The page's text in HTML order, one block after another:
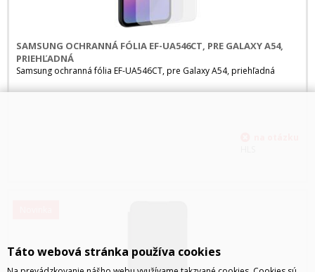
SAMSUNG OCHRANNÁ FÓLIA EF-UA546CT, PRE GALAXY A54,
PRIEHĽADNÁ
Samsung ochranná fólia EF-UA546CT, pre Galaxy A54, priehľadná
Táto webová stránka používa cookies